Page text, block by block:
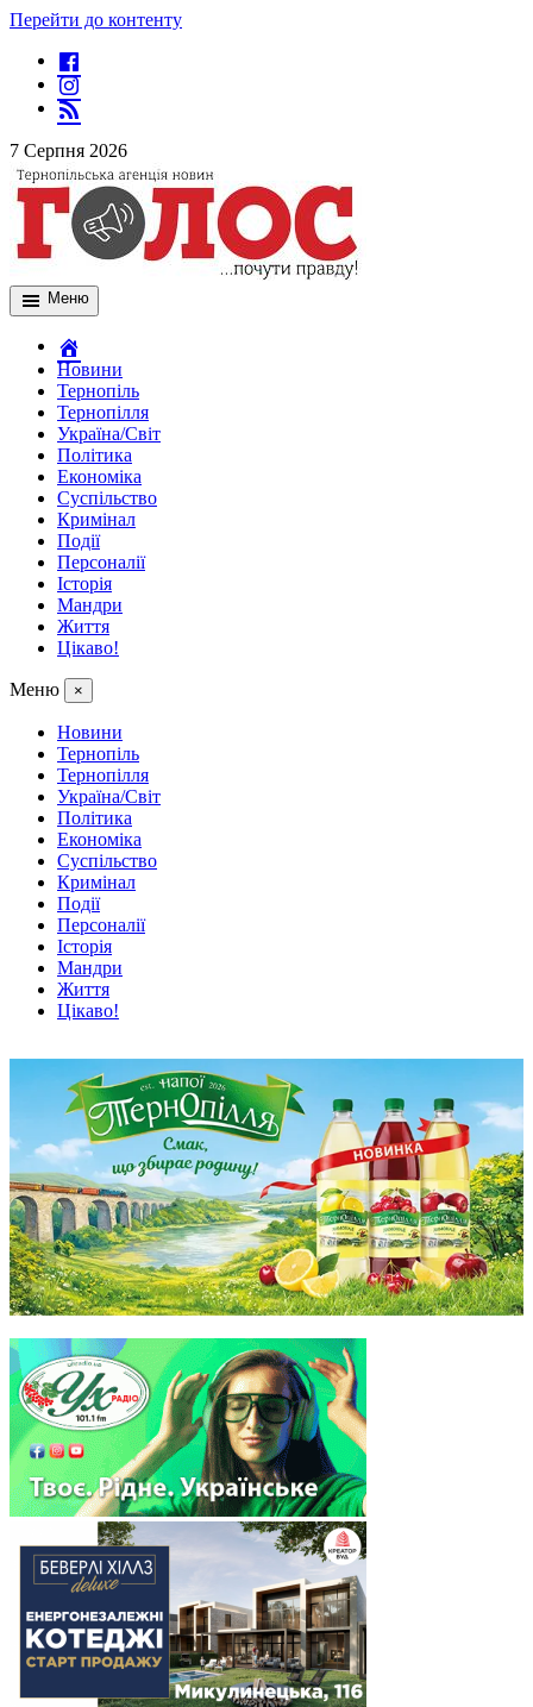
Перейти до контенту
7 Серпня 2026
Меню
Новини
Тернопіль
Тернопілля
Україна/Світ
Політика
Економіка
Суспільство
Кримінал
Події
Персоналії
Історія
Мандри
Життя
Цікаво!
Меню ×
Новини
Тернопіль
Тернопілля
Україна/Світ
Політика
Економіка
Суспільство
Кримінал
Події
Персоналії
Історія
Мандри
Життя
Цікаво!